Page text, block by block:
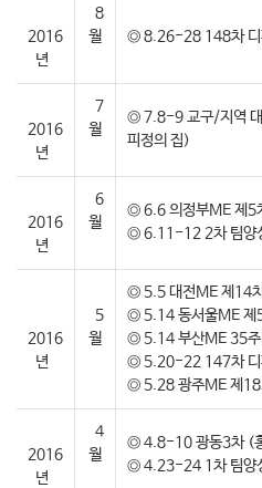
2016
년
8
월
◎ 8.26-28 148차 디
2016
년
7
월
◎ 7.8-9 교구/지역 대
피정의 집)
2016
년
6
월
◎ 6.6 의정부ME 제5
◎ 6.11-12 2차 팀양
2016
년
5
월
◎ 5.5 대전ME 제14
◎ 5.14 동서울ME 제
◎ 5.14 부산ME 35주
◎ 5.20-22 147차 디
◎ 5.28 광주ME 제18
2016
년
4
월
◎ 4.8-10 광동3차 (
◎ 4.23-24 1차 팀양